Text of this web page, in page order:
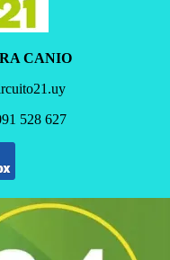
CANIO
528 627